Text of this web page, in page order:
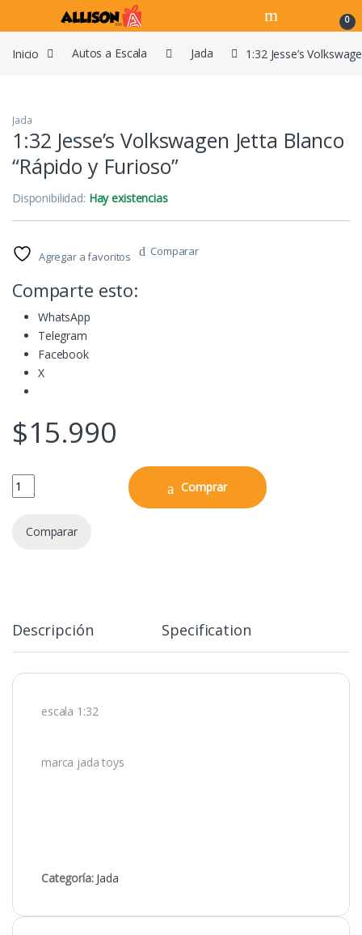
Ir al contenido
0
Inicio Autos a Escala Jada 1:32 Jesse’s
Jada
1:32 Jesse’s Volkswagen Jetta Blanco
“Rápido y Furioso”
Disponibilidad: Hay existencias
Agregar a favoritos Comparar
Comparte esto:
WhatsApp
Telegram
Facebook
X
$15.990
1:32 Jesse's Volkswagen Jetta Blanco "Rápido y Furioso" quantity
Comprar
Comparar
Descripción Specification
escala 1:32
marca jada toys
Categoría: Jada